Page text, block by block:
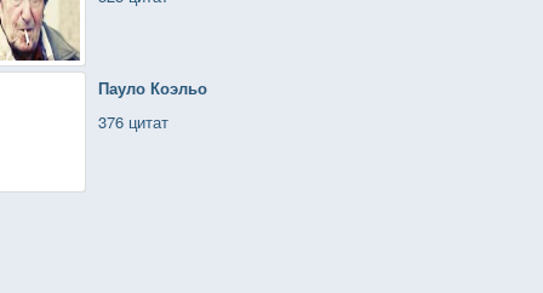
Пауло Коэльо
376 цитат